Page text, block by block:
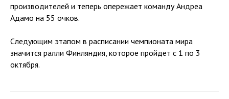
производителей и теперь опережает команду Андреа
Адамо на 55 очков.
Следующим этапом в расписании чемпионата мира
значится ралли Финляндия, которое пройдет с 1 по 3
октября.